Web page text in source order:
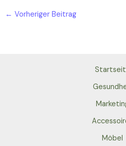
← Vorheriger Beitrag
Möbel